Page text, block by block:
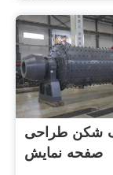
شکن طراحی
صفحه نمایش